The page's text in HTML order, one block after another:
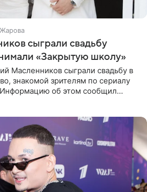
сыграли свадьбу
«Закрытую школу»
Масленников сыграли свадьбу в
знакомой зрителям по сериалу
об этом сообщил